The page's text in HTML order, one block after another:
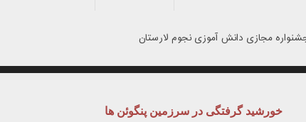
مجازی دانش آموزی نجوم لارستان
خورشید گرفتگی در سرزمین پنگوئن ها